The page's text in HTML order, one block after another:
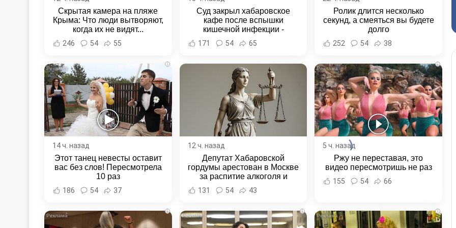
Скрытая камера на пляже
Крыма: Что люди вытворяют,
когда их не видят...
246 54 55
Суд закрыл хабаровское
кафе после вспышки
кишечной инфекции -
Новости Хабаровска и
Хабаровского края
171 54 65
Ролик длится несколько
секунд, а смеяться вы будете
долго
252 54 38
i
14 ч. назад
Этот танец невесты оставит
вас без слов! Пересмотрела
10 раз
186 54 37
12 ч. назад
Депутат Хабаровской
гордумы арестован в Москве
за распитие алкоголя и
неповиновение полиции -
Новости Хабаровска и
131 54 43
i
5 ч. назад
Ржу не переставая, это
видео пересмотришь не раз
155 54 66
i i i